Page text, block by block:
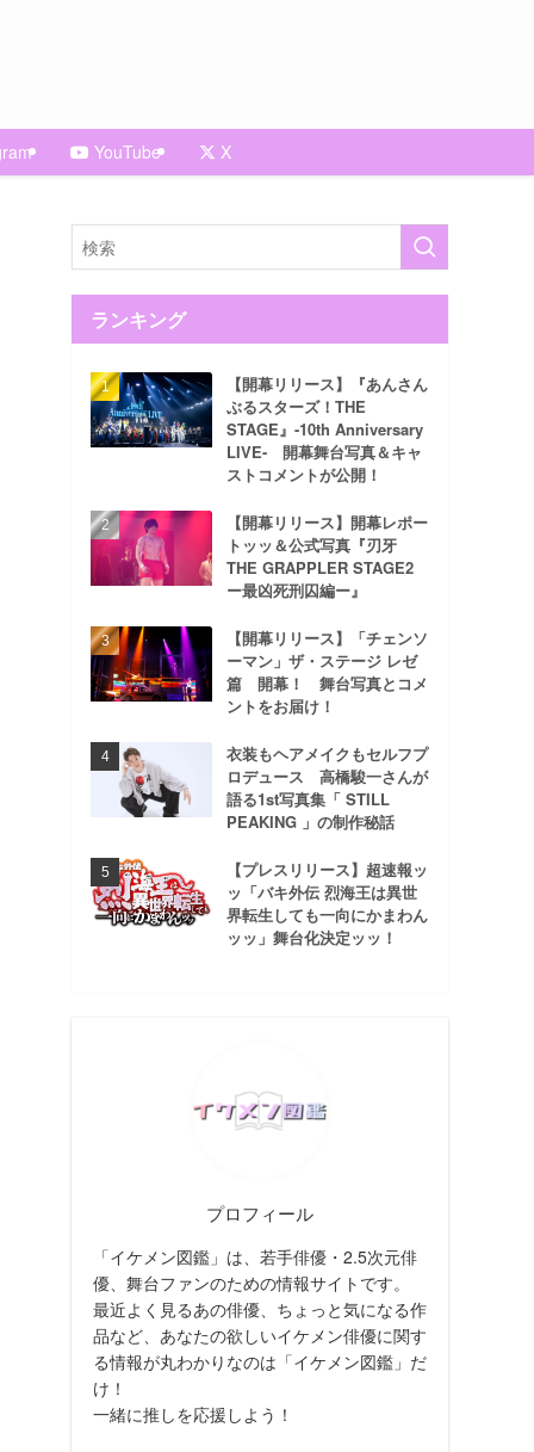
YouTube X
ランキング
【開幕リリース】『あんさん
ぶるスターズ！THE
STAGE』-10th Anniversary
LIVE- 開幕舞台写真＆キャ
ストコメントが公開！
【開幕リリース】開幕レポー
トッッ＆公式写真『刃牙
THE GRAPPLER STAGE2
ー最凶死刑囚編ー』
【開幕リリース】「チェンソ
ーマン」ザ・ステージ レゼ
篇 開幕！ 舞台写真とコメ
ントをお届け！
衣装もヘアメイクもセルフプ
ロデュース 高橋駿一さんが
語る1st写真集「 STILL
PEAKING 」の制作秘話
【プレスリリース】超速報ッ
ッ「バキ外伝 烈海王は異世
界転生しても一向にかまわん
ッッ」舞台化決定ッッ！
プロフィール
「イケメン図鑑」は、若手俳優・2.5次元俳
優、舞台ファンのための情報サイトです。
最近よく見るあの俳優、ちょっと気になる作
品など、あなたの欲しいイケメン俳優に関す
る情報が丸わかりなのは「イケメン図鑑」だ
け！
一緒に推しを応援しよう！